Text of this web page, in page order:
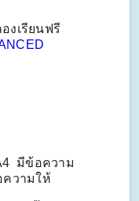
งเรียนฟรี
มีข้อความ
ความให้